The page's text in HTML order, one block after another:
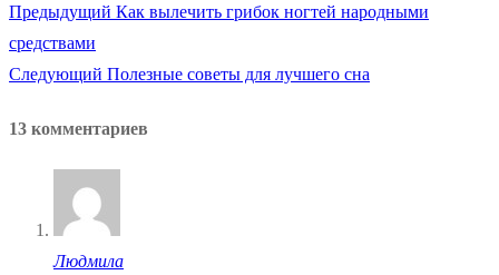
Навигация
по
Предыдущий Предыдущая
Как вылечить грибок ногтей народными
средствами
Следующий Следующая
Полезные советы для лучшего сна
13 комментариев
Людмила